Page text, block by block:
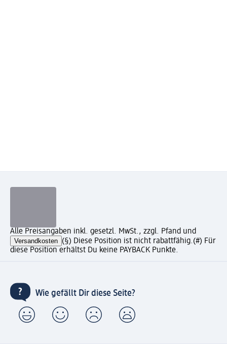
Alle Preisangaben inkl. gesetzl. MwSt., zzgl. Pfand und
Versandkosten (§) Diese Position ist nicht rabattfähig.(#) Für
diese Position erhältst Du keine PAYBACK Punkte.
Wie gefällt Dir diese Seite?